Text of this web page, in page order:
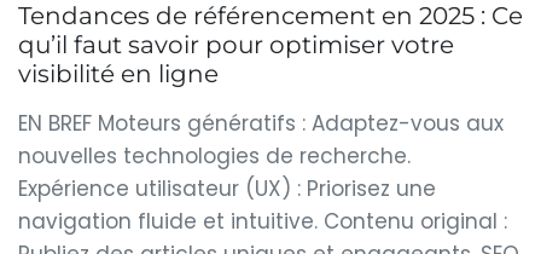
Tendances de référencement en 2025 : Ce
qu’il faut savoir pour optimiser votre
visibilité en ligne
EN BREF Moteurs génératifs : Adaptez-vous aux
nouvelles technologies de recherche.
Expérience utilisateur (UX) : Priorisez une
navigation fluide et intuitive. Contenu original :